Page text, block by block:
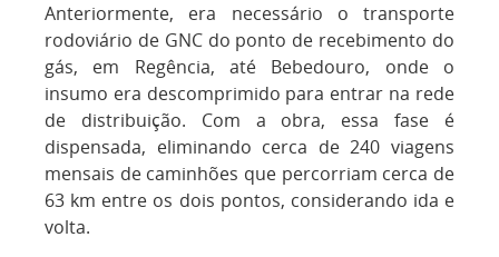
Anteriormente, era necessário o transporte
rodoviário de GNC do ponto de recebimento do
gás, em Regência, até Bebedouro, onde o
insumo era descomprimido para entrar na rede
de distribuição. Com a obra, essa fase é
dispensada, eliminando cerca de 240 viagens
mensais de caminhões que percorriam cerca de
63 km entre os dois pontos, considerando ida e
volta.